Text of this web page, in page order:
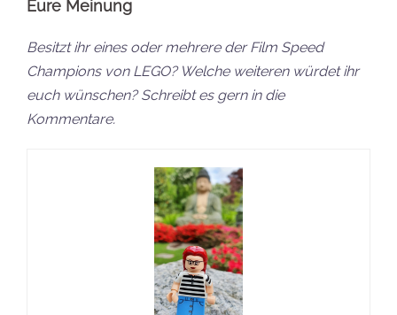
Eure Meinung
Besitzt ihr eines oder mehrere der Film Speed
Champions von LEGO? Welche weiteren würdet ihr
euch wünschen? Schreibt es gern in die
Kommentare.